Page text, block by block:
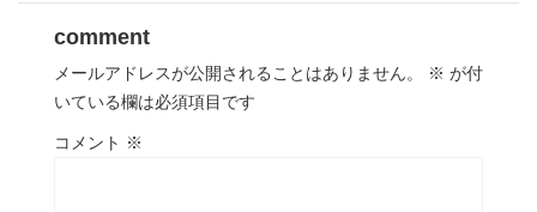
comment
メールアドレスが公開されることはありません。 ※ が付
いている欄は必須項目です
コメント ※